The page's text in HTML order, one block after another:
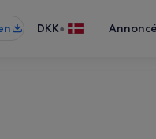
DKK•